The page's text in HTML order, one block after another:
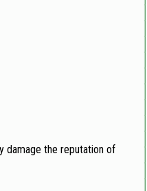
damage the reputation of